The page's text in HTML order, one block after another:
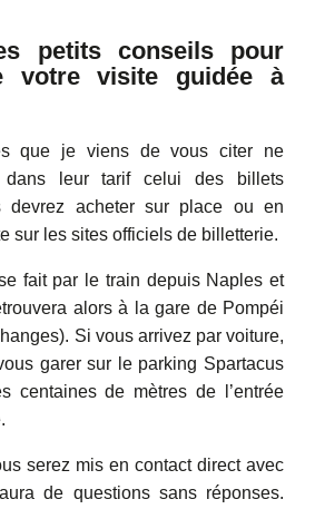
petits conseils pour
votre visite guidée à
que je viens de vous citer ne
dans leur tarif celui des billets
devrez acheter sur place ou en
sur les sites officiels de billetterie.
fait par le train depuis Naples et
alors à la gare de Pompéi
Si vous arrivez par voiture,
garer sur le parking Spartacus
centaines de mètres de l’entrée
serez mis en contact direct avec
de questions sans réponses.